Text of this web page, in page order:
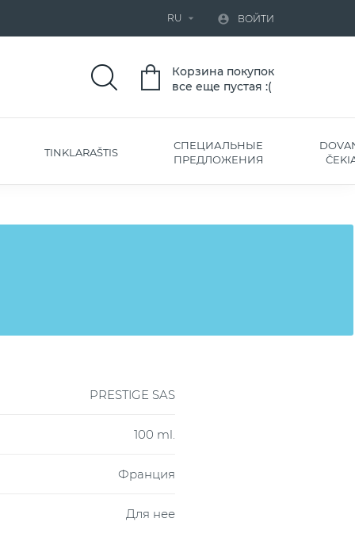
RU   ВОЙТИ
Корзина покупок
все еще пустая :(
TINKLARAŠTIS
СПЕЦИАЛЬНЫЕ
ПРЕДЛОЖЕНИЯ
PRESTIGE SAS
100 ml.
Франция
Для нее